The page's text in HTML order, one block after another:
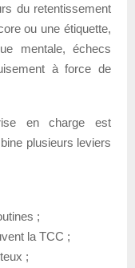
du retentissement
ou une étiquette,
mentale, échecs
à force de
en charge est
plusieurs leviers
;
la TCC ;
;